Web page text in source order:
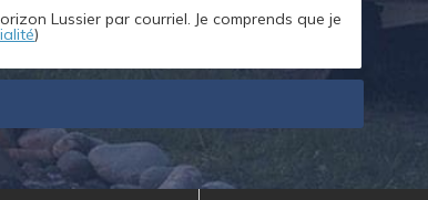
Lussier par courriel. Je comprends que je
)